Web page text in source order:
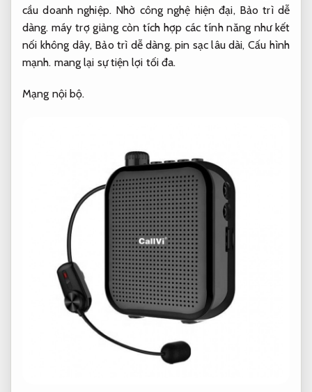
cầu doanh nghiệp. Nhờ công nghệ hiện đại, Bảo trì dễ
dàng. máy trợ giảng còn tích hợp các tính năng như kết
nối không dây, Bảo trì dễ dàng. pin sạc lâu dài, Cấu hình
mạnh. mang lại sự tiện lợi tối đa.
Mạng nội bộ.